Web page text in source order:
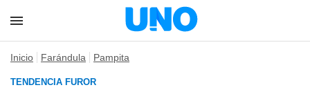
Inicio Farándula Pampita
TENDENCIA FUROR